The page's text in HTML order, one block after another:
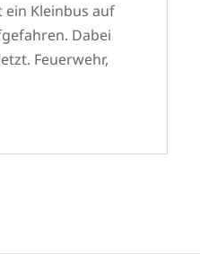
ein Kleinbus auf
Dabei
Feuerwehr,